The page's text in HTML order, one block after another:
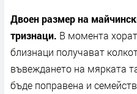
Двоен размер на
тризнаци. В момента
близнаци получават
въвеждането на мярката
бъде поправена и